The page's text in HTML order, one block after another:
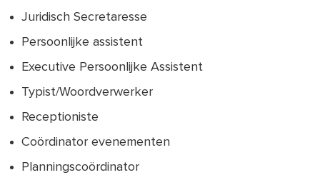
Juridisch Secretaresse
Persoonlijke assistent
Executive Persoonlijke Assistent
Typist/Woordverwerker
Receptioniste
Coördinator evenementen
Planningscoördinator